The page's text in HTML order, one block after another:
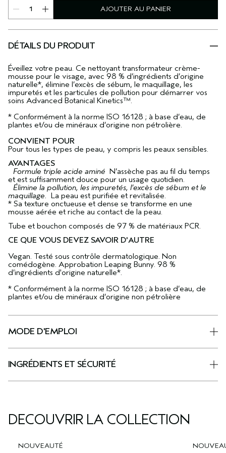
AJOUTER AU PANIER
DÉTAILS DU PRODUIT
Éveillez votre peau. Ce nettoyant transformateur crème-
mousse pour le visage, avec 98 % d’ingrédients d’origine
naturelle*, élimine l’excès de sébum, le maquillage, les
impuretés et les particules de pollution pour démarrer vos
soins Advanced Botanical Kinetics™.
* Conformément à la norme ISO 16128 ; à base d’eau, de
plantes et/ou de minéraux d’origine non pétrolière.
CONVIENT POUR
Pour tous les types de peau, y compris les peaux sensibles.
AVANTAGES
Formule triple acide aminé N’assèche pas au fil du temps
et est suffisamment douce pour un usage quotidien.
Élimine la pollution, les impuretés, l’excès de sébum et le
maquillage. La peau est purifiée et revitalisée.
* Sa texture onctueuse et dense se transforme en une
mousse aérée et riche au contact de la peau.
Tube et bouchon composés de 97 % de matériaux PCR.
CE QUE VOUS DEVEZ SAVOIR D'AUTRE
Vegan. Testé sous contrôle dermatologique. Non
comédogène. Approbation Leaping Bunny. 98 %
d’ingrédients d'origine naturelle*.
* Conformément à la norme ISO 16128 ; à base d’eau, de
plantes et/ou de minéraux d’origine non pétrolière
MODE D'EMPLOI
INGRÉDIENTS ET SÉCURITÉ
DÉCOUVRIR LA COLLECTION
NOUVEAUTÉ